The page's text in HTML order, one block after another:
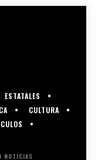
ESTATALES
CULTURA
NOTICIAS